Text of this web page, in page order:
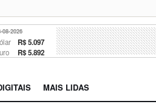
08-2026
R$ 5.097
R$ 5.892
MAIS LIDAS